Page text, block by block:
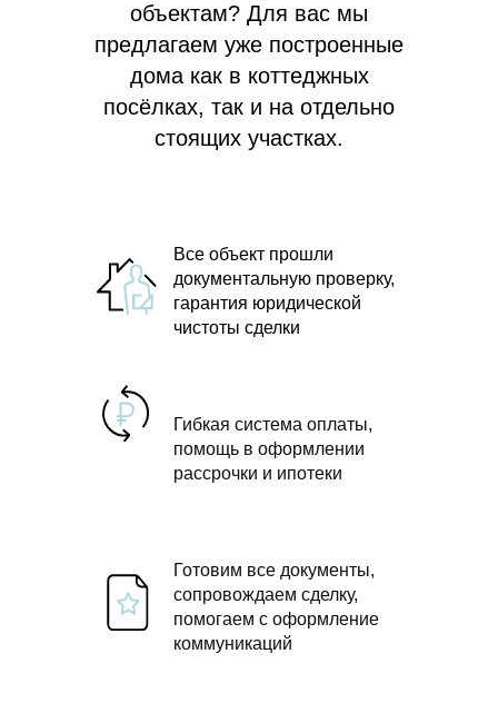
объектам? Для вас мы
предлагаем уже построенные
дома как в коттеджных
посёлках, так и на отдельно
стоящих участках.
Все объект прошли
документальную проверку,
гарантия юридической
чистоты сделки
Гибкая система оплаты,
помощь в оформлении
рассрочки и ипотеки
Готовим все документы,
сопровождаем сделку,
помогаем с оформление
коммуникаций